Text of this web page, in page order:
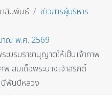
าสัมพันธ์
ข่าวสารผู้บริหาร
าณ พ.ศ. 2569
บรมราชานุญาตให้เป็นเจ้าภาพ
สมเด็จพระนางเจ้าสิริกิติ์
นีพันปีหลวง